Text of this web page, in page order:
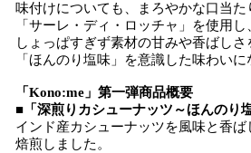
味付けについても、まろやかな口当
「サーレ・ディ・ロッチャ」を使用し
しょっぱすぎず素材の甘みや香ばし
「ほんのり塩味」を意識した味わいに
「 Kono:me 」第一弾商品概要
■ 「深煎りカシューナッツ～ほんのり
インド産カシューナッツを風味と香ば
焙煎しました。